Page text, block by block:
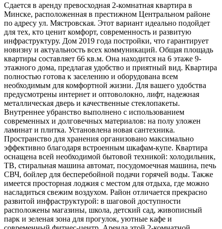
Сдается в аренду превосходная 2-комнатная квартира в
Минске, расположенная в престижном Центральном районе
по адресу ул. Мястровская. Этот вариант идеально подойдет
для тех, кто ценит комфорт, современность и развитую
инфраструктуру. Дом 2019 года постройки, что гарантирует
новизну и актуальность всех коммуникаций. Общая площадь
квартиры составляет 66 кв.м. Она находится на 6 этаже 9-
этажного дома, предлагая удобство и приятный вид. Квартира
полностью готова к заселению и оборудована всем
необходимым для комфортной жизни. Для вашего удобства
предусмотрены интернет и оптоволокно, лифт, надежная
металлическая дверь и качественные стеклопакеты.
Внутреннее убранство выполнено с использованием
современных и долговечных материалов: на полу уложен
ламинат и плитка. Установлена новая сантехника.
Пространство для хранения организовано максимально
эффективно благодаря встроенным шкафам-купе. Квартира
оснащена всей необходимой бытовой техникой: холодильник,
ТВ, стиральная машина автомат, посудомоечная машина, печь
СВЧ, бойлер для бесперебойной подачи горячей воды. Также
имеется просторная лоджия с местом для отдыха, где можно
насладиться свежим воздухом. Район отличается прекрасно
развитой инфраструктурой: в шаговой доступности
расположены магазины, школа, детский сад, живописный
парк и зеленая зона для прогулок, уютные кафе и